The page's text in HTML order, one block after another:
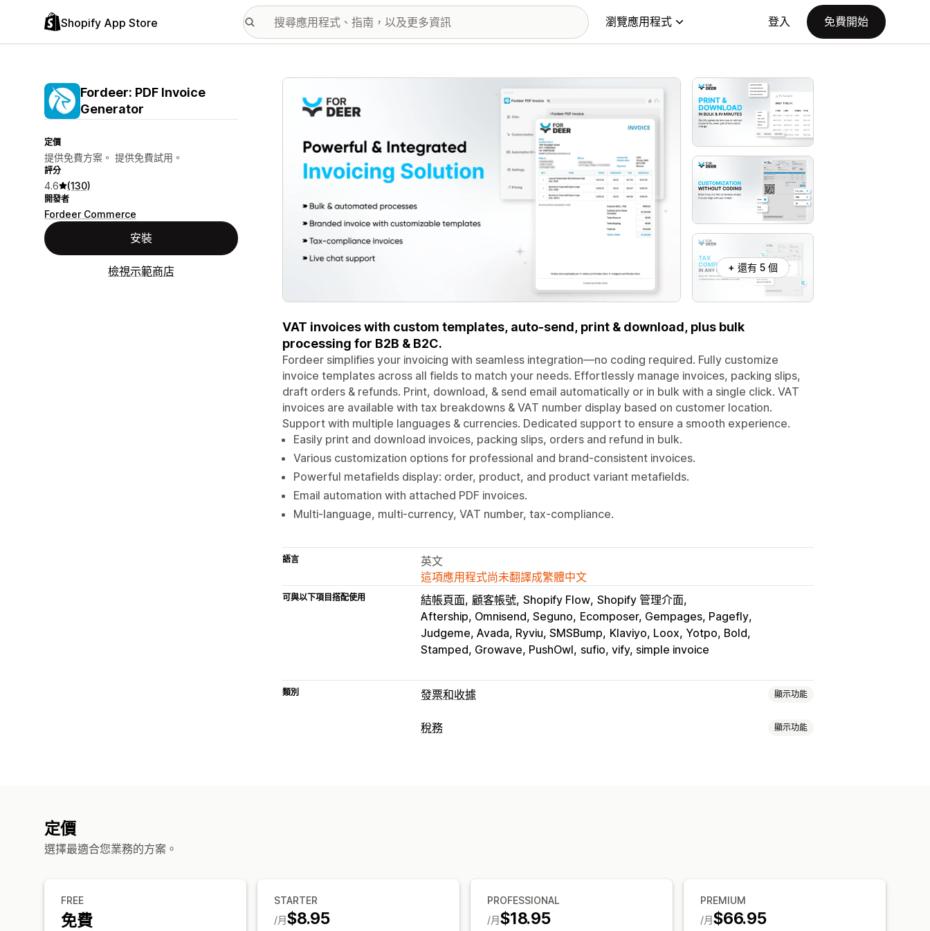
Shopify App Store 瀏覽應用程式 登入 免費開始
Fordeer: PDF Invoice
Generator
定價
提供免費方案。 提供免費試用。
評分
4.6 (130)
開發者
Fordeer Commerce
安裝
檢視示範商店
主要圖片圖庫
+ 還有 5 個
VAT invoices with custom templates, auto-send, print & download, plus bulk
processing for B2B & B2C.
Fordeer simplifies your invoicing with seamless integration—no coding required. Fully customize
invoice templates across all fields to match your needs. Effortlessly manage invoices, packing slips,
draft orders & refunds. Print, download, & send email automatically or in bulk with a single click. VAT
invoices are available with tax breakdowns & VAT number display based on customer location.
Support with multiple languages & currencies. Dedicated support to ensure a smooth experience.
Easily print and download invoices, packing slips, orders and refund in bulk.
Various customization options for professional and brand-consistent invoices.
Powerful metafields display: order, product, and product variant metafields.
Email automation with attached PDF invoices.
Multi-language, multi-currency, VAT number, tax-compliance.
語言
英文
這項應用程式尚未翻譯成繁體中文
可與以下項目搭配使用 結帳頁面 顧客帳號 Shopify Flow Shopify 管理介面
Aftership, Omnisend, Seguno Ecomposer, Gempages, Pagefly
Judgeme, Avada, Ryviu, SMSBump Klaviyo, Loox, Yotpo, Bold
Stamped, Growave, PushOwl sufio, vify, simple invoice
類別 發票和收據 顯示功能
文件類型
稅務 顯示功能
加拿大 (HST、PST、GST)
定價
選擇最適合您業務的方案。
FREE
免費
STARTER
$8.95
/月
PROFESSIONAL
$18.95
/月
PREMIUM
$66.95
/月